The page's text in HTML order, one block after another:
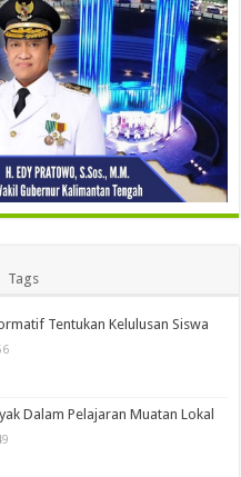
Tags
Tentukan Kelulusan Siswa
Dalam Pelajaran Muatan Lokal